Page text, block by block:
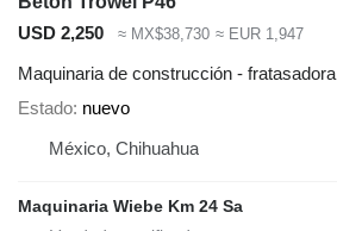
USD 2,250
≈ MX$38,730 ≈ EUR 1,947
Maquinaria de construcción - fratasadora
Estado nuevo
México, Chihuahua
Maquinaria Wiebe Km 24 Sa